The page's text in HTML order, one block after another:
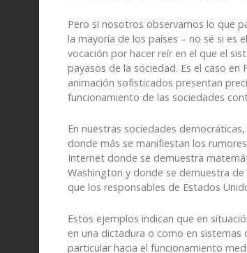
Pero si nosotros observamos lo que
la mayoría de los países – no sé si es
vocación por hacer reír en el que el
payasos de la sociedad. Es el caso
animación sofisticados presentan
funcionamiento de las sociedades
En nuestras sociedades
donde más se manifiestan los
Internet donde se demuestra
Washington y donde se demuestra
que los responsables de Estados
Estos ejemplos indican que en
en una dictadura o como en sistemas
particular hacia el funcionamiento